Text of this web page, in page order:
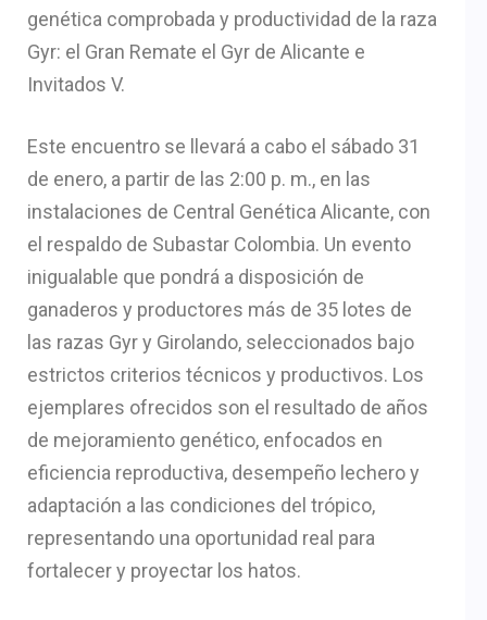
genética comprobada y productividad de la raza
Gyr: el Gran Remate el Gyr de Alicante e
Invitados V.
Este encuentro se llevará a cabo el sábado 31
de enero, a partir de las 2:00 p. m., en las
instalaciones de Central Genética Alicante, con
el respaldo de Subastar Colombia. Un evento
inigualable que pondrá a disposición de
ganaderos y productores más de 35 lotes de
las razas Gyr y Girolando, seleccionados bajo
estrictos criterios técnicos y productivos. Los
ejemplares ofrecidos son el resultado de años
de mejoramiento genético, enfocados en
eficiencia reproductiva, desempeño lechero y
adaptación a las condiciones del trópico,
representando una oportunidad real para
fortalecer y proyectar los hatos.